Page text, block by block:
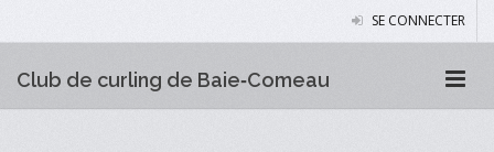
SE CONNECTER
Club de curling de Baie‑Comeau